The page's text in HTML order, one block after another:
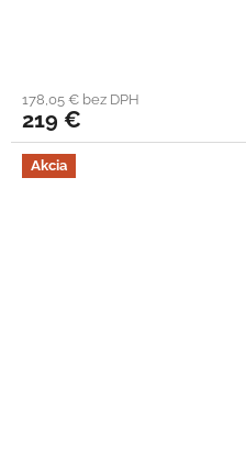
178,05 € bez DPH
219 €
Akcia